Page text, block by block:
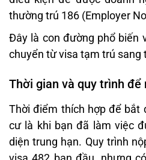
thường trú 186 (Employer
Đây là con đường phổ biến
chuyển từ visa tạm trú sang
Thời gian và quy trình để
Thời điểm thích hợp để bắt
cư là khi bạn đã làm việc
diện trung hạn. Quy trình